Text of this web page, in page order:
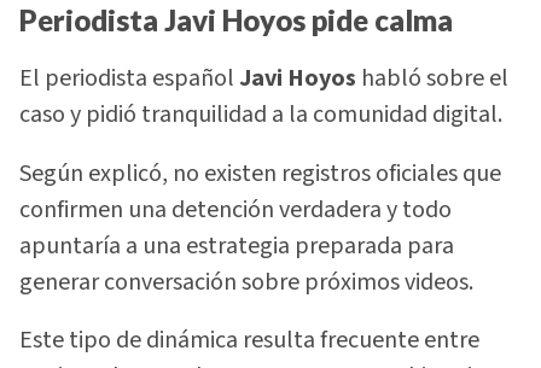
Periodista Javi Hoyos pide calma
El periodista españolJavi Hoyos habló sobre el
caso y pidió tranquilidad a la comunidad digital.
Según explicó, no existen registros oficiales que
confirmen una detención verdadera y todo
apuntaría a una estrategia preparada para
generar conversación sobre próximos videos.
Este tipo de dinámica resulta frecuente entre